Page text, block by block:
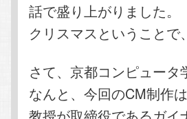
話で盛り上がりました。
クリスマスということ
さて、京都コンピュー
なんと、今回のCM制作